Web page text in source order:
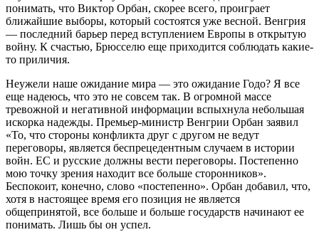
понимать, что Виктор Орбан, скорее всего, проиграет
ближайшие выборы, который состоятся уже весной. Венгрия
— последний барьер перед вступлением Европы в открытую
войну. К счастью, Брюсселю еще приходится соблюдать какие-
то приличия.
Неужели наше ожидание мира — это ожидание Годо? Я все
еще надеюсь, что это не совсем так. В огромной массе
тревожной и негативной информации вспыхнула небольшая
искорка надежды. Премьер-министр Венгрии Орбан заявил
«То, что стороны конфликта друг с другом не ведут
переговоры, является беспрецедентным случаем в истории
войн. ЕС и русские должны вести переговоры. Постепенно
мою точку зрения находит все больше сторонников».
Беспокоит, конечно, слово «постепенно». Орбан добавил, что,
хотя в настоящее время его позиция не является
общепринятой, все больше и больше государств начинают ее
понимать. Лишь бы он успел.